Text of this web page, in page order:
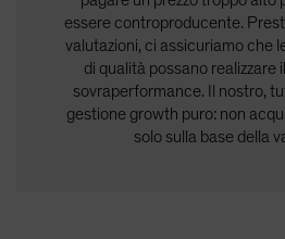
essere controproducente.
valutazioni, ci assicuriamo che
di qualità possano realizzare
sovraperformance. Il nostro,
gestione growth puro: non
solo sulla base della